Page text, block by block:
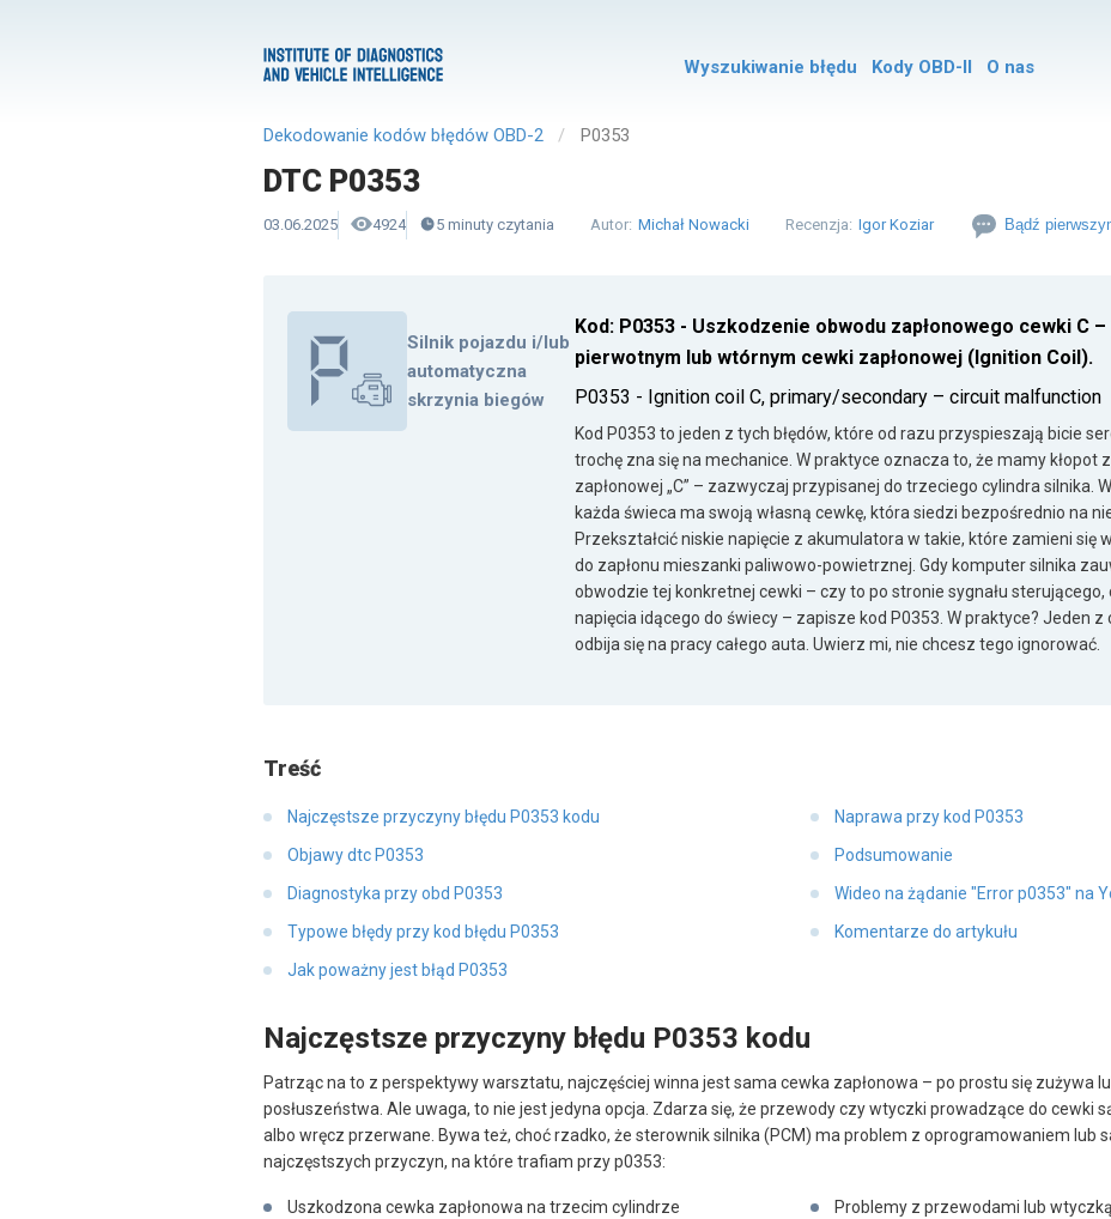
Wyszukiwanie błędu Kody OBD-II O nas
Dekodowanie kodów błędów OBD-2 P0353
DTC P0353
03.06.2025 4924 5 minuty czytania Autor: Michał Nowacki Recenzja: Igor Koziar Bądź
Silnik pojazdu i/lub
automatyczna
skrzynia biegów
Kod: P0353 - Uszkodzenie obwodu zapłonowego cewki C
pierwotnym lub wtórnym cewki zapłonowej (Ignition Coil).
P0353 - Ignition coil C, primary/secondary – circuit malfunction
Kod P0353 to jeden z tych błędów, które od razu przyspieszają bicie
trochę zna się na mechanice. W praktyce oznacza to, że mamy kłopot
zapłonowej „C” – zazwyczaj przypisanej do trzeciego cylindra silnika.
każda świeca ma swoją własną cewkę, która siedzi bezpośrednio na
Przekształcić niskie napięcie z akumulatora w takie, które zamieni się
do zapłonu mieszanki paliwowo-powietrznej. Gdy komputer silnika
obwodzie tej konkretnej cewki – czy to po stronie sygnału
napięcia idącego do świecy – zapisze kod P0353. W praktyce? Jeden z
odbija się na pracy całego auta. Uwierz mi, nie chcesz tego ignorować.
Treść
Najczęstsze przyczyny błędu P0353 kodu
Objawy dtc P0353
Diagnostyka przy obd P0353
Typowe błędy przy kod błędu P0353
Jak poważny jest błąd P0353
Naprawa przy kod P0353
Podsumowanie
Wideo na żądanie "Error p0353" na
Komentarze do artykułu
Najczęstsze przyczyny błędu P0353 kodu
Patrząc na to z perspektywy warsztatu, najczęściej winna jest sama cewka zapłonowa – po prostu się zużywa
posłuszeństwa. Ale uwaga, to nie jest jedyna opcja. Zdarza się, że przewody czy wtyczki prowadzące do cewki
albo wręcz przerwane. Bywa też, choć rzadko, że sterownik silnika (PCM) ma problem z oprogramowaniem lub
najczęstszych przyczyn, na które trafiam przy p0353:
Uszkodzona cewka zapłonowa na trzecim cylindrze
Problemy z przewodami lub